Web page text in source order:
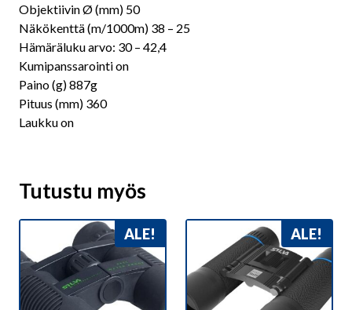
Objektiivin Ø (mm) 50
Näkökenttä (m/1000m) 38 – 25
Hämäräluku arvo: 30 – 42,4
Kumipanssarointi on
Paino (g) 887g
Pituus (mm) 360
Laukku on
Tutustu myös
ALE! ALE!